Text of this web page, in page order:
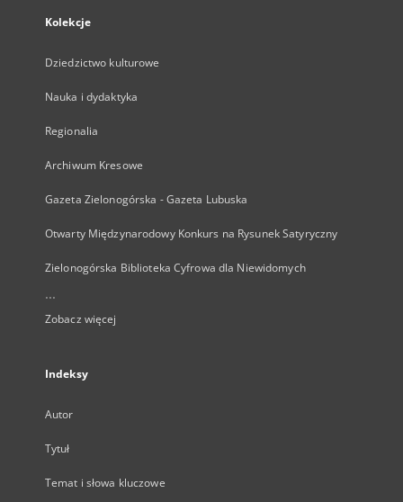
Kolekcje
Dziedzictwo kulturowe
Nauka i dydaktyka
Regionalia
Archiwum Kresowe
Gazeta Zielonogórska - Gazeta Lubuska
Otwarty Międzynarodowy Konkurs na Rysunek Satyryczny
Zielonogórska Biblioteka Cyfrowa dla Niewidomych
...
Zobacz więcej
Indeksy
Autor
Tytuł
Temat i słowa kluczowe